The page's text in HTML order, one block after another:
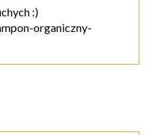
:)
organiczny-